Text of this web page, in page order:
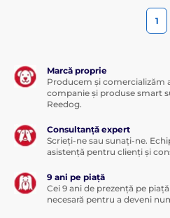
1
Marcă proprie
Producem și comercializăm
companie și produse smart
Reedog.
Consultanță expert
Scrieți-ne sau sunați-ne.
asistență pentru clienți și
9 ani pe piață
Cei 9 ani de prezență pe
necesară pentru a deveni